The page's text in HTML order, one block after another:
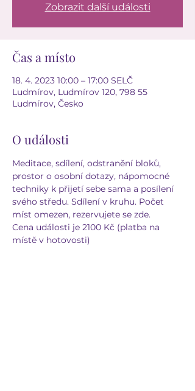
Zobrazit další události
Čas a místo
18. 4. 2023 10:00 – 17:00 SELČ
Ludmírov, Ludmírov 120, 798 55
Ludmírov, Česko
O události
Meditace, sdílení, odstranění bloků,
prostor o osobní dotazy, nápomocné
techniky k přijetí sebe sama a posílení
svého středu. Sdílení v kruhu. Počet
míst omezen, rezervujete se zde.
Cena události je 2100 Kč (platba na
místě v hotovosti)